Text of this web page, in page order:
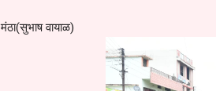
मंठा(सुभाष वायाळ)